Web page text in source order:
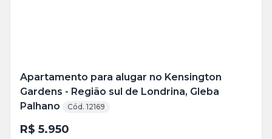
Apartamento para alugar no Kensington
Gardens - Região sul de Londrina, Gleba
Palhano
Cód. 12169
R$ 5.950